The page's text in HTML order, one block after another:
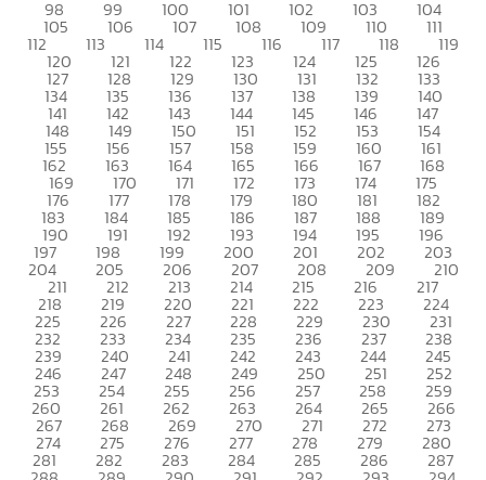
98 99 100 101 102 103 104
105 106 107 108 109 110 111
112 113 114 115 116 117 118 119
120 121 122 123 124 125 126
127 128 129 130 131 132 133
134 135 136 137 138 139 140
141 142 143 144 145 146 147
148 149 150 151 152 153 154
155 156 157 158 159 160 161
162 163 164 165 166 167 168
169 170 171 172 173 174 175
176 177 178 179 180 181 182
183 184 185 186 187 188 189
190 191 192 193 194 195 196
197 198 199 200 201 202 203
204 205 206 207 208 209 210
211 212 213 214 215 216 217
218 219 220 221 222 223 224
225 226 227 228 229 230 231
232 233 234 235 236 237 238
239 240 241 242 243 244 245
246 247 248 249 250 251 252
253 254 255 256 257 258 259
260 261 262 263 264 265 266
267 268 269 270 271 272 273
274 275 276 277 278 279 280
281 282 283 284 285 286 287